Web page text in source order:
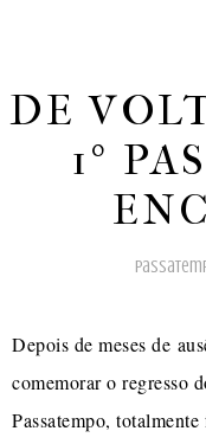
DE
1º
Depois de meses de
comemorar o regresso
Passatempo,